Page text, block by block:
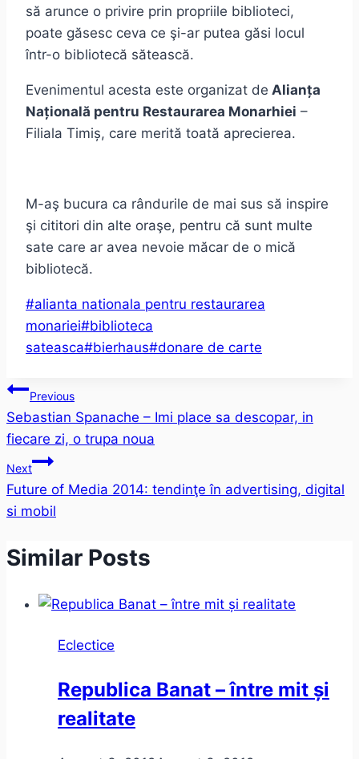
să arunce o privire prin propriile biblioteci,
poate găsesc ceva ce şi-ar putea găsi locul
într-o bibliotecă sătească.
Evenimentul acesta este organizat de Alianța
Națională pentru Restaurarea Monarhiei –
Filiala Timiș, care merită toată aprecierea.
M-aş bucura ca rândurile de mai sus să inspire
şi cititori din alte oraşe, pentru că sunt multe
sate care ar avea nevoie măcar de o mică
bibliotecă.
Post
Tags:
#alianta nationala pentru restaurarea
monariei#biblioteca
sateasca#bierhaus#donare de carte
Post
navigation
Previous
Sebastian Spanache – Imi place sa descopar, in
fiecare zi, o trupa noua
Next
Future of Media 2014: tendinţe în advertising, digital
si mobil
Similar Posts
Eclectice
Republica Banat – între mit și
realitate